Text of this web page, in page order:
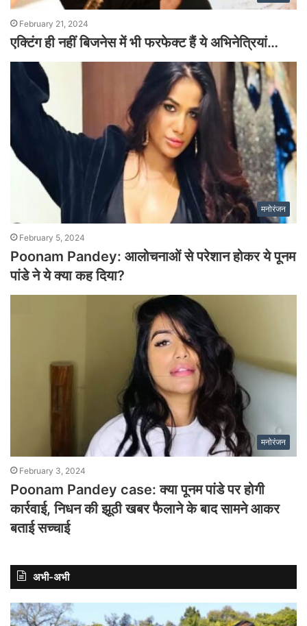
February 21, 2024
एक्टिंग ही नहीं बिजनेस में भी फरफेक्ट हैं ये अभिनेत्रियां…
मनोरंजन
February 5, 2024
Poonam Pandey: आलोचनाओं से परेशान होकर ये पूनम
पांडे ने ये क्या कह दिया?
मनोरंजन
February 3, 2024
Poonam Pandey case: क्या पूनम पांडे पर होगी
कार्रवाई, निधन की झूठी खबर फैलाने के बाद सामने आकर
बताई सच्चाई
अभी-अभी